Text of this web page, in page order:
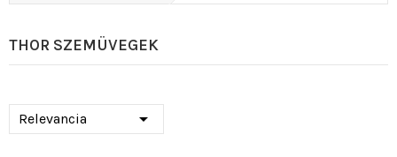
THOR SZEMÜVEGEK
Relevancia 